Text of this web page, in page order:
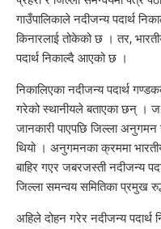
गाउँपालिकाले नदीजन्य पदार्थ
किनारलाई तोकेको छ । तर,
पदार्थ निकाल्दै आएको छ ।
निकालिएका नदीजन्य पदार्थ
गरेको स्थानीयले बताएका छन् ।
जानकारी पाएपछि जिल्ला
थियो । अनुगमनका क्रममा
बाहिर गएर जबरजस्ती नदीजन्य
जिल्ला समन्वय समितिका प्रमुख
अहिले दोहन गरेर नदीजन्य